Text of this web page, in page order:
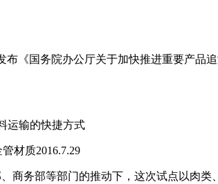
《国务院办公厅关于加快推进重要产品
运输的快捷方式
材质2016.7.29
商务部等部门的推动下，这次试点以肉类